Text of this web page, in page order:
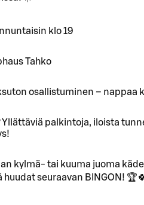
klo 19
Tahko
osallistuminen – nappaa
Yllättäviä palkintoja, iloista
kylmä- tai kuuma juoma
huudat seuraavan BINGON!